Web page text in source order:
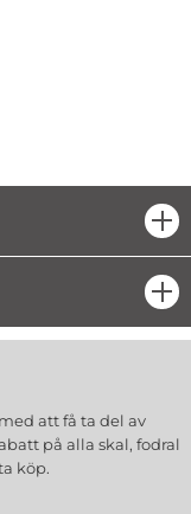
att få ta del av
på alla skal, fodral
köp.